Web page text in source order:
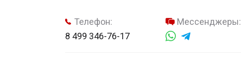
Телефон:
8 499 346-76-17
Мессенджеры: